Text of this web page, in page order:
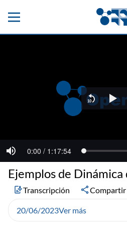
Ejemplos de Dinámica
Transcripción Compartir
20/06/2023Ver más